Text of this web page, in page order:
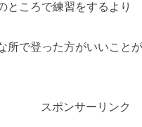
ところで練習をするより
所で登った方がいいこと
スポンサーリンク